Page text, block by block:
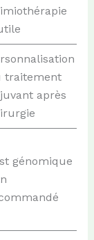
traitement
après
génomique